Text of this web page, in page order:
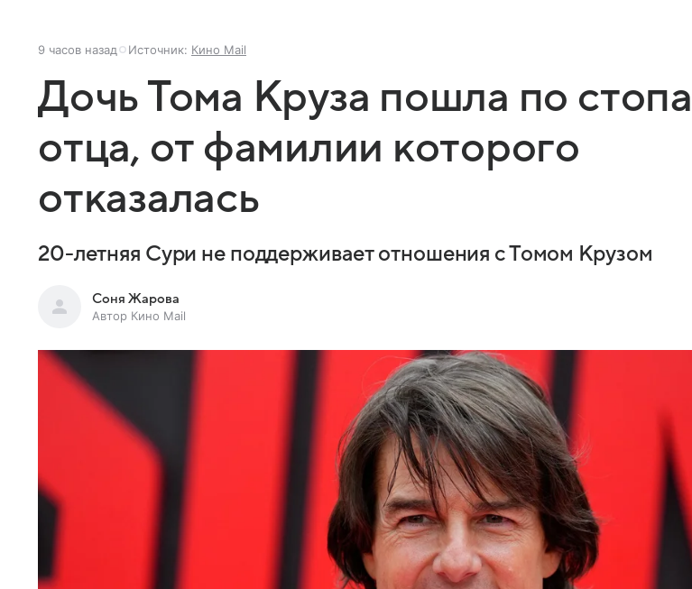
9 часов назад Источник: Кино Mail
Дочь Тома Круза пошла по
отца, от фамилии которого
отказалась
20-летняя Сури не поддерживает отношения с Томом Крузом
Соня Жарова
Автор Кино Mail